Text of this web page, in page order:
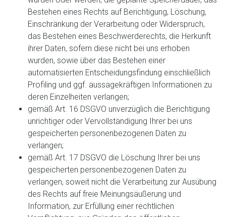
Bestehen eines Rechts auf Berichtigung, Löschung,
Einschränkung der Verarbeitung oder Widerspruch,
das Bestehen eines Beschwerderechts, die Herkunft
ihrer Daten, sofern diese nicht bei uns erhoben
wurden, sowie über das Bestehen einer
automatisierten Entscheidungsfindung einschließlich
Profiling und ggf. aussagekräftigen Informationen zu
deren Einzelheiten verlangen;
gemäß Art. 16 DSGVO unverzüglich die Berichtigung
unrichtiger oder Vervollständigung Ihrer bei uns
gespeicherten personenbezogenen Daten zu
verlangen;
gemäß Art. 17 DSGVO die Löschung Ihrer bei uns
gespeicherten personenbezogenen Daten zu
verlangen, soweit nicht die Verarbeitung zur Ausübung
des Rechts auf freie Meinungsäußerung und
Information, zur Erfüllung einer rechtlichen